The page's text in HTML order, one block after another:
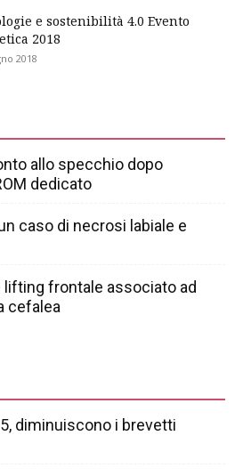
e sostenibilità 4.0 Evento
2018
2018
allo specchio dopo
dedicato
caso di necrosi labiale e
lifting frontale associato ad
cefalea
diminuiscono i brevetti